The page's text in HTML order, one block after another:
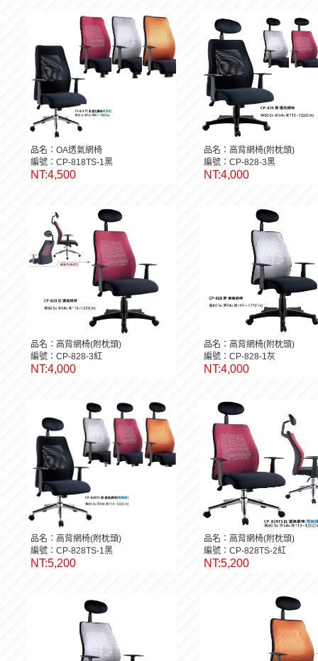
品名：OA透氣網椅
編號：CP-818TS-1黑
NT:4,500
品名：高背網椅(附枕頭)
編號：CP-828-3黑
NT:4,000
品名：高背網椅(附枕頭)
編號：CP-828-3紅
NT:4,000
品名：高背網椅(附枕頭)
編號：CP-828-1灰
NT:4,000
品名：高背網椅(附枕頭)
編號：CP-828TS-1黑
NT:5,200
品名：高背網椅(附枕頭)
編號：CP-828TS-2紅
NT:5,200